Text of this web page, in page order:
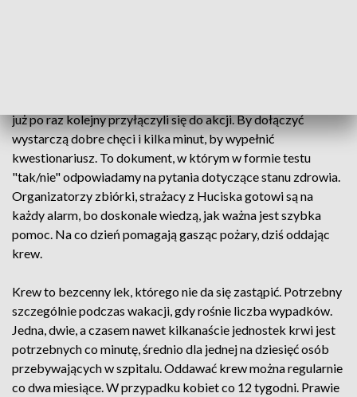
już po raz kolejny przyłączyli się do akcji. By dołączyć
wystarczą dobre chęci i kilka minut, by wypełnić
kwestionariusz. To dokument, w którym w formie testu
"tak/nie" odpowiadamy na pytania dotyczące stanu zdrowia.
Organizatorzy zbiórki, strażacy z Huciska gotowi są na
każdy alarm, bo doskonale wiedzą, jak ważna jest szybka
pomoc. Na co dzień pomagają gasząc pożary, dziś oddając
krew.
Krew to bezcenny lek, którego nie da się zastąpić. Potrzebny
szczególnie podczas wakacji, gdy rośnie liczba wypadków.
Jedna, dwie, a czasem nawet kilkanaście jednostek krwi jest
potrzebnych co minutę, średnio dla jednej na dziesięć osób
przebywających w szpitalu. Oddawać krew można regularnie
co dwa miesiące. W przypadku kobiet co 12 tygodni. Prawie